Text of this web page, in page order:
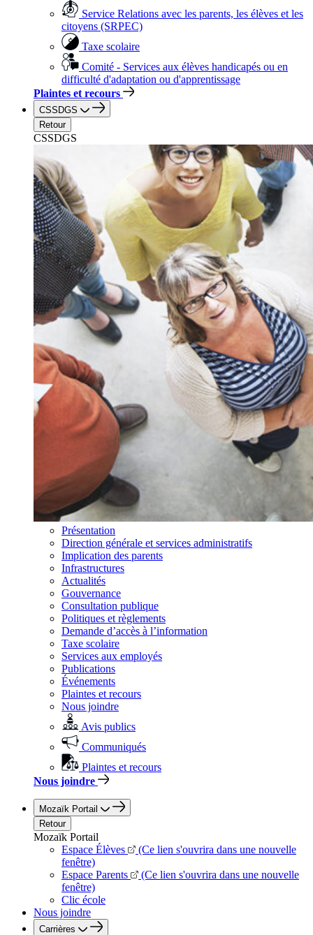
Service Relations avec les parents, les élèves et les
citoyens (SRPEC)
Taxe scolaire
Comité - Services aux élèves handicapés ou en
difficulté d'adaptation ou d'apprentissage
Plaintes et recours
CSSDGS
Retour
CSSDGS
Présentation
Direction générale et services administratifs
Implication des parents
Infrastructures
Actualités
Gouvernance
Consultation publique
Politiques et règlements
Demande d’accès à l’information
Taxe scolaire
Services aux employés
Publications
Événements
Plaintes et recours
Nous joindre
Avis publics
Communiqués
Plaintes et recours
Nous joindre
Mozaïk Portail
Retour
Mozaïk Portail
Espace Élèves
(Ce lien s'ouvrira dans une nouvelle
fenêtre)
Espace Parents
(Ce lien s'ouvrira dans une nouvelle
fenêtre)
Clic école
Nous joindre
Carrières